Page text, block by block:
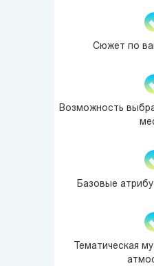
Сюжет по
Возможность
Базовые
Тематическая